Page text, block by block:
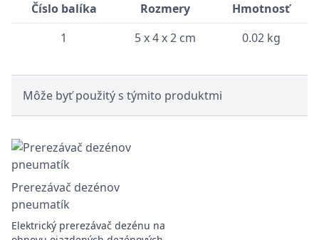
Číslo balíka Rozmery
Hmotnosť
1
5 x 4 x 2 cm 0.02 kg
Môže byť použitý s týmito produktmi
Prerezávač dezénov
pneumatík
Elektrický prerezávač dezénu na